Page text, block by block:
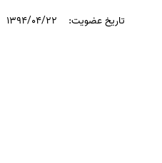
تاریخ عضویت: ۱۳۹۴/۰۴/۲۲